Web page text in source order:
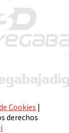
Cookies |
derechos